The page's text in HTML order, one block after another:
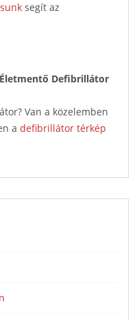
segít az
Defibrillátor
Van a közelemben
a defibrillátor térkép